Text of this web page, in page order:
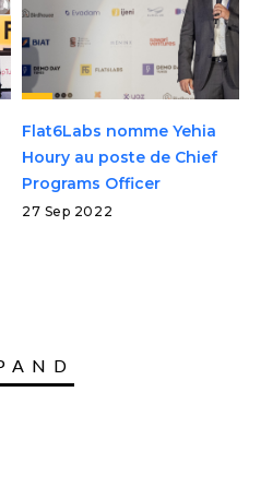
Flat6Labs nomme Yehia
Houry au poste de Chief
Programs Officer
27 Sep 2022